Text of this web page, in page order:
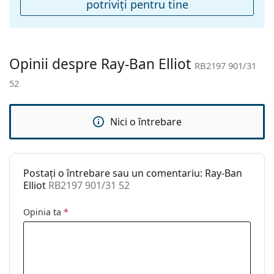
curățat:
Altele
Ochelari de soare
Brand:
Ray-Ban
Cod:
RB2197 901/31 52
dioptrii:
potriviţi pentru tine
Opinii despre Ray-Ban Elliot RB2197 901/31
52
Nici o întrebare
Postați o întrebare sau un comentariu: Ray-Ban
Elliot RB2197 901/31 52
Opinia ta *